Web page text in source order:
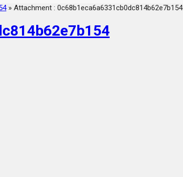
» Attachment : 0c68b1eca6a6331cb0dc814b62e7b154